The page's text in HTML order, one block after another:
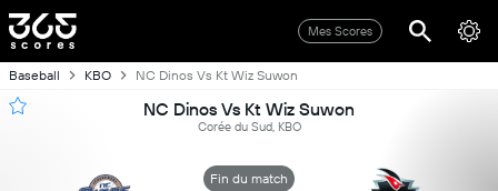
Mes Scores
Baseball KBO NC Dinos Vs Kt Wiz Suwon
NC Dinos Vs Kt Wiz Suwon
Corée du Sud, KBO
Fin du match